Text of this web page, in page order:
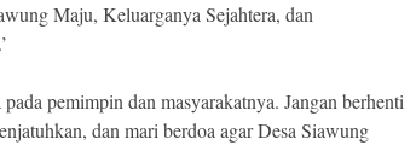
Maju, Keluarganya Sejahtera, dan
pemimpin dan masyarakatnya. Jangan berhenti
dan mari berdoa agar Desa Siawung